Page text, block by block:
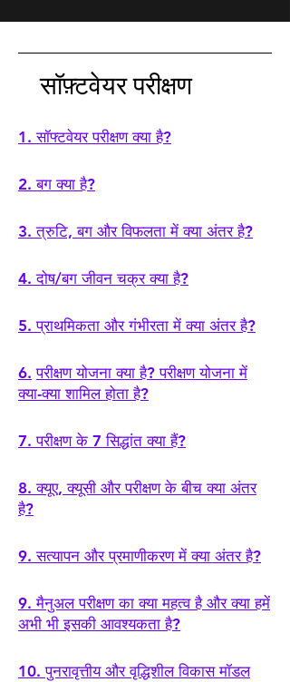
आत्मविश्वास से उत्तर देने में आपकी सहायता के
लिए, प्रत्येक उत्तर में तीन पहलू शामिल हैं:
प्रमाणपत्र, अन्य दस्तावेज़) से उत्तर
2. इंटरनेट पर विश्लेषित लेखों के आधार पर मानव
3. जटिल सैद्धांतिक अवधारणाओं को समझने में
उदाहरण
सॉफ़्टवेयर परीक्षण
1. सॉफ्टवेयर परीक्षण क्या है?
2. बग क्या है?
3. त्रुटि, बग और विफलता में क्या अंतर है?
4. दोष/बग जीवन चक्र क्या है?
5. प्राथमिकता और गंभीरता में क्या अंतर है?
6. परीक्षण योजना क्या है? परीक्षण योजना में
क्या-क्या शामिल होता है?
7. परीक्षण के 7 सिद्धांत क्या हैं?
8. क्यूए, क्यूसी और परीक्षण के बीच क्या अंतर
है?
9. सत्यापन और प्रमाणीकरण में क्या अंतर है?
9. मैनुअल परीक्षण का क्या महत्व है और क्या हमें
अभी भी इसकी आवश्यकता है?
10. पुनरावृत्तीय और वृद्धिशील विकास मॉडल